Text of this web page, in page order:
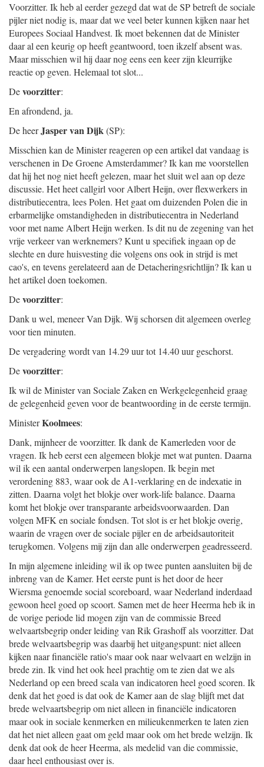
Voorzitter. Ik heb al eerder gezegd dat wat de SP betreft de sociale
pijler niet nodig is, maar dat we veel beter kunnen kijken naar het
Europees Sociaal Handvest. Ik moet bekennen dat de Minister
daar al een keurig op heeft geantwoord, toen ikzelf absent was.
Maar misschien wil hij daar nog eens een keer zijn kleurrijke
reactie op geven. Helemaal tot slot...
Devoorzitter:
En afrondend, ja.
De heerJasper van Dijk(SP):
Misschien kan de Minister reageren op een artikel dat vandaag is
verschenen in De Groene Amsterdammer? Ik kan me voorstellen
dat hij het nog niet heeft gelezen, maar het sluit wel aan op deze
discussie. Het heet callgirl voor Albert Heijn, over flexwerkers in
distributiecentra, lees Polen. Het gaat om duizenden Polen die in
erbarmelijke omstandigheden in distributiecentra in Nederland
voor met name Albert Heijn werken. Is dit nu de zegening van het
vrije verkeer van werknemers? Kunt u specifiek ingaan op de
slechte en dure huisvesting die volgens ons ook in strijd is met
cao's, en tevens gerelateerd aan de Detacheringsrichtlijn? Ik kan u
het artikel doen toekomen.
Devoorzitter:
Dank u wel, meneer Van Dijk. Wij schorsen dit algemeen overleg
voor tien minuten.
De vergadering wordt van 14.29 uur tot 14.40 uur geschorst.
Devoorzitter:
Ik wil de Minister van Sociale Zaken en Werkgelegenheid graag
de gelegenheid geven voor de beantwoording in de eerste termijn.
MinisterKoolmees:
Dank, mijnheer de voorzitter. Ik dank de Kamerleden voor de
vragen. Ik heb eerst een algemeen blokje met wat punten. Daarna
wil ik een aantal onderwerpen langslopen. Ik begin met
verordening 883, waar ook de A1-verklaring en de indexatie in
zitten. Daarna volgt het blokje over work-life balance. Daarna
komt het blokje over transparante arbeidsvoorwaarden. Dan
volgen MFK en sociale fondsen. Tot slot is er het blokje overig,
waarin de vragen over de sociale pijler en de arbeidsautoriteit
terugkomen. Volgens mij zijn dan alle onderwerpen geadresseerd.
In mijn algemene inleiding wil ik op twee punten aansluiten bij de
inbreng van de Kamer. Het eerste punt is het door de heer
Wiersma genoemde social scoreboard, waar Nederland inderdaad
gewoon heel goed op scoort. Samen met de heer Heerma heb ik in
de vorige periode lid mogen zijn van de commissie Breed
welvaartsbegrip onder leiding van Rik Grashoff als voorzitter. Dat
brede welvaartsbegrip was daarbij het uitgangspunt: niet alleen
kijken naar financiële ratio's maar ook naar welvaart en welzijn in
brede zin. Ik vind het ook heel prachtig om te zien dat we als
Nederland op een breed scala van indicatoren heel goed scoren. Ik
denk dat het goed is dat ook de Kamer aan de slag blijft met dat
brede welvaartsbegrip om niet alleen in financiële indicatoren
maar ook in sociale kenmerken en milieukenmerken te laten zien
dat het niet alleen gaat om geld maar ook om het brede welzijn. Ik
denk dat ook de heer Heerma, als medelid van die commissie,
daar heel enthousiast over is.